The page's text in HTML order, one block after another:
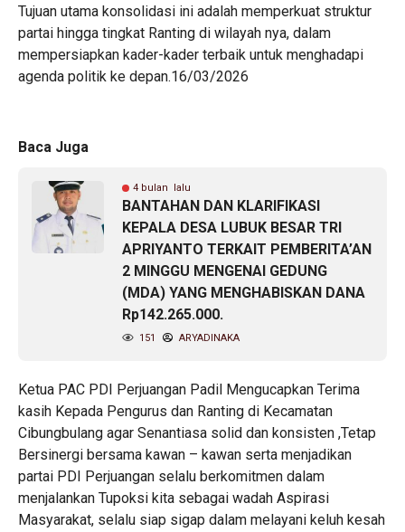
Tujuan utama konsolidasi ini adalah memperkuat struktur
partai hingga tingkat Ranting di wilayah nya, dalam
mempersiapkan kader-kader terbaik untuk menghadapi
agenda politik ke depan.16/03/2026
Baca Juga
4 bulan lalu
BANTAHAN DAN KLARIFIKASI
KEPALA DESA LUBUK BESAR TRI
APRIYANTO TERKAIT PEMBERITA’AN
2 MINGGU MENGENAI GEDUNG
(MDA) YANG MENGHABISKAN DANA
Rp142.265.000.
151 ARYADINAKA
Ketua PAC PDI Perjuangan Padil Mengucapkan Terima
kasih Kepada Pengurus dan Ranting di Kecamatan
Cibungbulang agar Senantiasa solid dan konsisten ,Tetap
Bersinergi bersama kawan – kawan serta menjadikan
partai PDI Perjuangan selalu berkomitmen dalam
menjalankan Tupoksi kita sebagai wadah Aspirasi
Masyarakat, selalu siap sigap dalam melayani keluh kesah